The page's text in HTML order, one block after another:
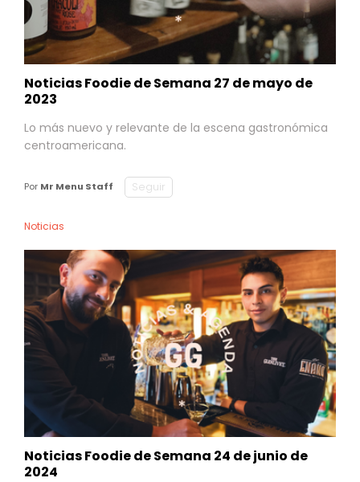
Noticias Foodie de Semana 27 de mayo de
2023
Lo más nuevo y relevante de la escena gastronómica
centroamericana.
Por Mr Menu Staff Seguir
Noticias
Noticias Foodie de Semana 24 de junio de
2024